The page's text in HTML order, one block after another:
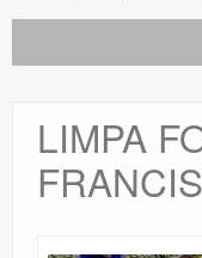
Limpa Fossa
Caça Vazamentos
LIMPA